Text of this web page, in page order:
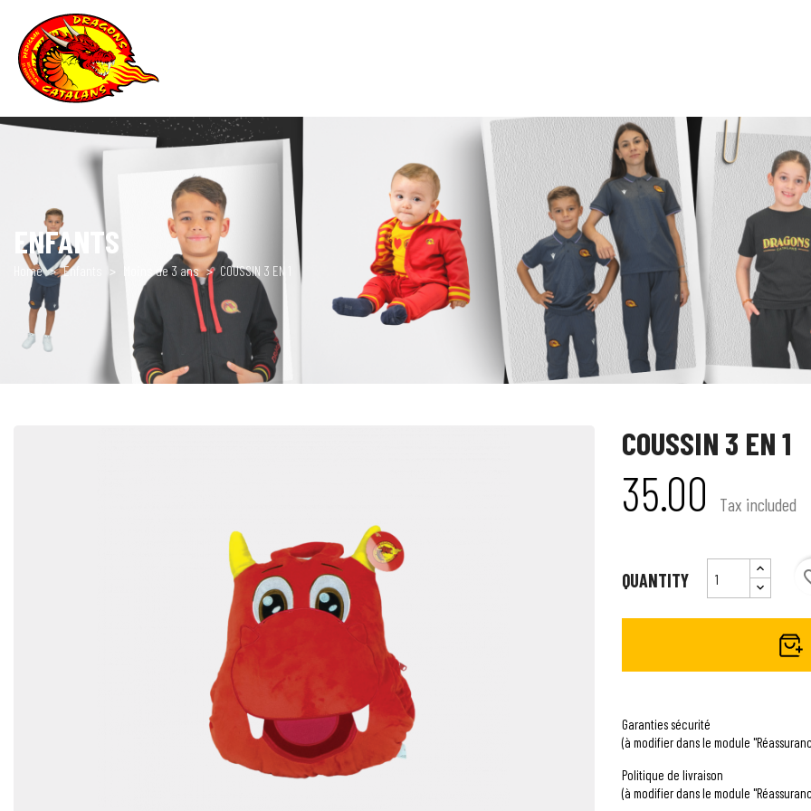
ENFANTS
Home Enfants Moins de 3 ans COUSSIN 3 EN 1
COUSSIN 3 EN 1
35.00 Tax included
QUANTITY
Garanties sécurité
(à modifier dans le module
Politique de livraison
(à modifier dans le module